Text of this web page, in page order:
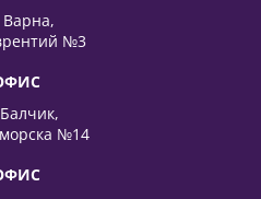
Варна,
№3
№14